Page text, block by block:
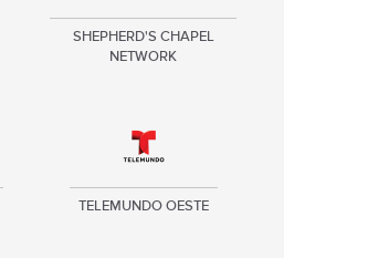
SHEPHERD'S CHAPEL
NETWORK
TELEMUNDO OESTE